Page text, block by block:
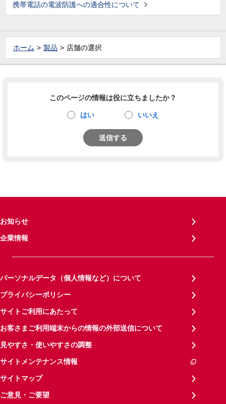
携帯電話の電波防護への適合性について
ホーム 製品 店舗の選択
このページの情報は役に立ちましたか？
はい いいえ
送信する
お知らせ
企業情報
パーソナルデータ（個人情報など）について
プライバシーポリシー
サイトご利用にあたって
お客さまご利用端末からの情報の外部送信について
見やすさ・使いやすさの調整
サイトメンテナンス情報
サイトマップ
ご意見・ご要望